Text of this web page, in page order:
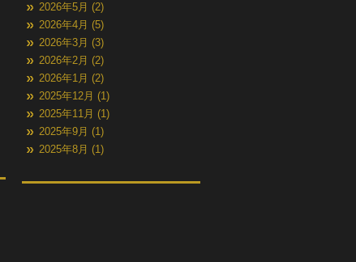
2026年5月 (2)
2026年4月 (5)
2026年3月 (3)
2026年2月 (2)
2026年1月 (2)
2025年12月 (1)
2025年11月 (1)
2025年9月 (1)
2025年8月 (1)